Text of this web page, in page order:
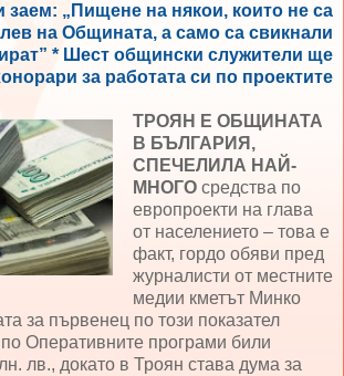
заем: „Пищене на някои, които не са
на Общината, а само са свикнали
* Шест общински служители ще
за работата си по проектите
ТРОЯН Е ОБЩИНАТА
В БЪЛГАРИЯ,
СПЕЧЕЛИЛА НАЙ-
МНОГО средства по
европроекти на глава
от населението – това е
факт, гордо обяви пред
журналисти от местните
медии кметът Минко
за първенец по този показател
Оперативните програми били
лв., докато в Троян става дума за